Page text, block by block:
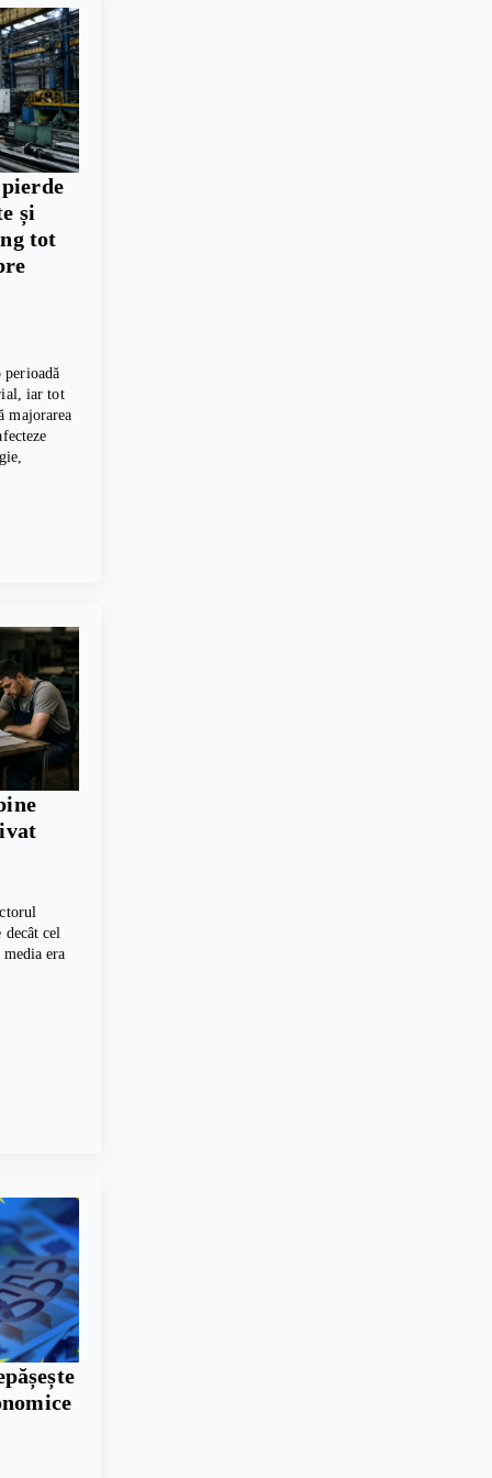
și
tot
perioadă
iar tot
majorarea
cel
era